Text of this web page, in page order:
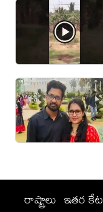
రాష్ట్రాలు ఇతర